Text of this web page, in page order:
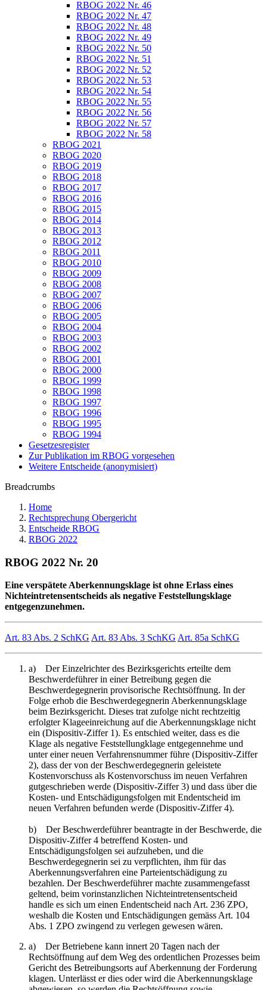
RBOG 2022 Nr. 46
RBOG 2022 Nr. 47
RBOG 2022 Nr. 48
RBOG 2022 Nr. 49
RBOG 2022 Nr. 50
RBOG 2022 Nr. 51
RBOG 2022 Nr. 52
RBOG 2022 Nr. 53
RBOG 2022 Nr. 54
RBOG 2022 Nr. 55
RBOG 2022 Nr. 56
RBOG 2022 Nr. 57
RBOG 2022 Nr. 58
RBOG 2021
RBOG 2020
RBOG 2019
RBOG 2018
RBOG 2017
RBOG 2016
RBOG 2015
RBOG 2014
RBOG 2013
RBOG 2012
RBOG 2011
RBOG 2010
RBOG 2009
RBOG 2008
RBOG 2007
RBOG 2006
RBOG 2005
RBOG 2004
RBOG 2003
RBOG 2002
RBOG 2001
RBOG 2000
RBOG 1999
RBOG 1998
RBOG 1997
RBOG 1996
RBOG 1995
RBOG 1994
Gesetzesregister
Zur Publikation im RBOG vorgesehen
Weitere Entscheide (anonymisiert)
Breadcrumbs
Home
Rechtsprechung Obergericht
Entscheide RBOG
RBOG 2022
RBOG 2022 Nr. 20
Eine verspätete Aberkennungsklage ist ohne Erlass eines
Nichteintretensentscheids als negative Feststellungsklage
entgegenzunehmen.
Art. 83 Abs. 2 SchKG Art. 83 Abs. 3 SchKG Art. 85a SchKG
a) Der Einzelrichter des Bezirksgerichts erteilte dem
Beschwerdeführer in einer Betreibung gegen die
Beschwerdegegnerin provisorische Rechtsöffnung. In der
Folge erhob die Beschwerdegegnerin Aberkennungsklage
beim Bezirksgericht. Dieses trat zufolge nicht rechtzeitig
erfolgter Klageeinreichung auf die Aberkennungsklage nicht
ein (Dispositiv-Ziffer 1). Es entschied weiter, dass es die
Klage als negative Feststellungklage entgegennehme und
unter einer neuen Verfahrensnummer führe (Dispositiv-Ziffer
2), dass der von der Beschwerdegegnerin geleistete
Kostenvorschuss als Kostenvorschuss im neuen Verfahren
gutgeschrieben werde (Dispositiv-Ziffer 3) und dass über die
Kosten- und Entschädigungsfolgen mit Endentscheid im
neuen Verfahren befunden werde (Dispositiv-Ziffer 4).
b) Der Beschwerdeführer beantragte in der Beschwerde, die
Dispositiv-Ziffer 4 betreffend Kosten- und
Entschädigungsfolgen sei aufzuheben, und die
Beschwerdegegnerin sei zu verpflichten, ihm für das
Aberkennungsverfahren eine Parteientschädigung zu
bezahlen. Der Beschwerdeführer machte zusammengefasst
geltend, beim vorinstanzlichen Nichteintretensentscheid
handle es sich um einen Endentscheid nach Art. 236 ZPO,
weshalb die Kosten und Entschädigungen gemäss Art. 104
Abs. 1 ZPO zwingend zu verlegen gewesen wären.
a) Der Betriebene kann innert 20 Tagen nach der
Rechtsöffnung auf dem Weg des ordentlichen Prozesses beim
Gericht des Betreibungsorts auf Aberkennung der Forderung
klagen. Unterlässt er dies oder wird die Aberkennungsklage